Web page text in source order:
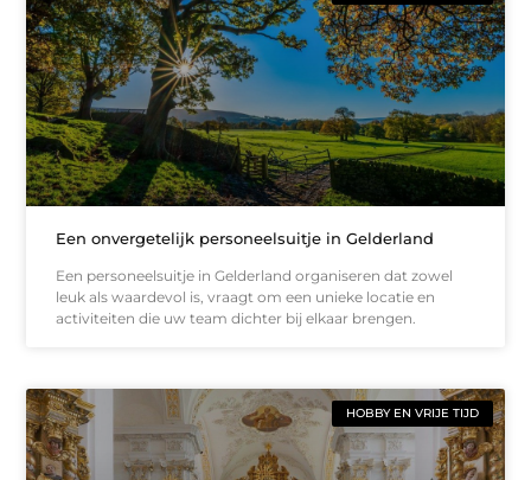
Een onvergetelijk personeelsuitje in Gelderland
Een personeelsuitje in Gelderland organiseren dat zowel
leuk als waardevol is, vraagt om een unieke locatie en
activiteiten die uw team dichter bij elkaar brengen.
HOBBY EN VRIJE TIJD